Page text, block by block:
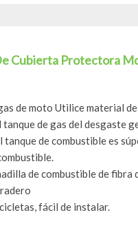
Cubierta Protectora
de moto Utilice material
de gas del desgaste
de combustible es
de combustible de fibra
fácil de instalar.